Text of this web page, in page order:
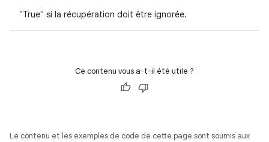
"True" si la récupération doit être ignorée.
Ce contenu vous a-t-il été utile ?
Le contenu et les exemples de code de cette page sont soumis aux